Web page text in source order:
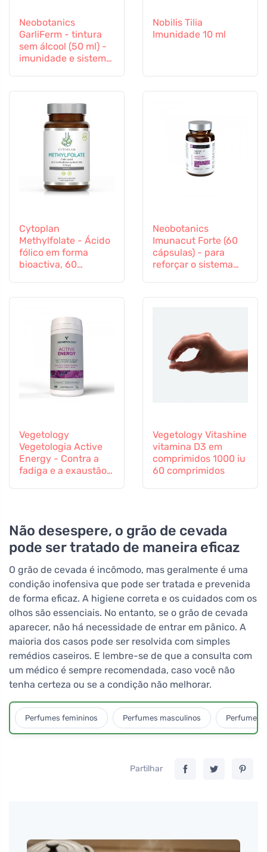
Neobotanics
GarliFerm - tintura
sem álcool (50 ml) -
imunidade e sistema
Nobilis Tilia
Imunidade 10 ml
Cytoplan
Methylfolate - Ácido
fólico em forma
bioactiva, 60
Neobotanics
Imunacut Forte (60
cápsulas) - para
reforçar o sistema
Vegetology
Vegetologia Active
Energy - Contra a
fadiga e a exaustão,
Vegetology Vitashine
vitamina D3 em
comprimidos 1000 iu
60 comprimidos
Não desespere, o grão de cevada
pode ser tratado de maneira eficaz
O grão de cevada é incômodo, mas geralmente é uma
condição inofensiva que pode ser tratada e prevenida
de forma eficaz. A higiene correta e os cuidados com os
olhos são essenciais. No entanto, se o grão de cevada
aparecer, não há necessidade de entrar em pânico. A
maioria dos casos pode ser resolvida com simples
remédios caseiros. E lembre-se de que a consulta com
um médico é sempre recomendada, caso você não
tenha certeza ou se a condição não melhorar.
Perfumes femininos Perfumes masculinos Perfumes
Partilhar